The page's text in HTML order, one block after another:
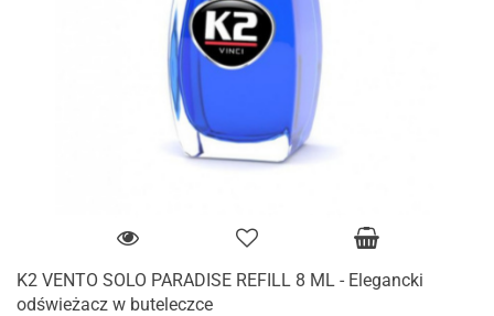
K2 VENTO SOLO PARADISE REFILL 8 ML - Elegancki
odświeżacz w buteleczce